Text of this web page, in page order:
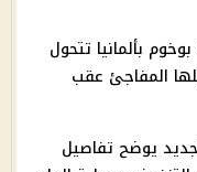
بألمانيا تتحول
المفاجئ عقب
يوضح تفاصيل